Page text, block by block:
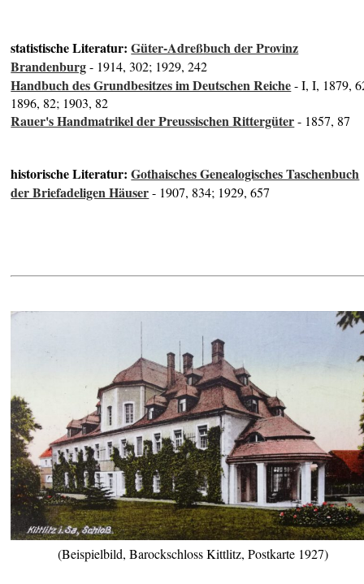
statistische Literatur:Güter-Adreßbuch der Provinz
Brandenburg- 1914, 302; 1929, 242
Handbuch des Grundbesitzes im Deutschen Reiche- I, I, 1879,
1896, 82; 1903, 82
Rauer's Handmatrikel der Preussischen Rittergüter- 1857, 87
historische Literatur:Gothaisches Genealogisches Taschenbuch
der Briefadeligen Häuser- 1907, 834; 1929, 657
(Beispielbild, Barockschloss Kittlitz, Postkarte 1927)